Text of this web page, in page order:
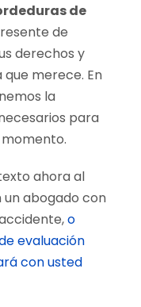
de
de
derechos y
merece. En
la
para
ahora al
abogado con
o
evaluación
con usted